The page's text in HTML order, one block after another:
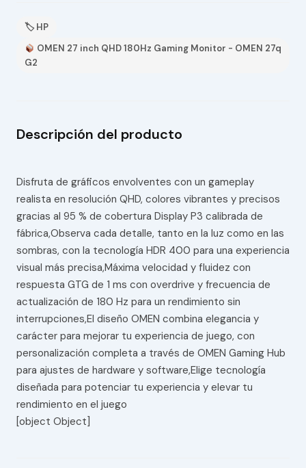
🏷 HP
OMEN 27 inch QHD 180Hz Gaming Monitor - OMEN 27q
G2
Descripción del producto
Disfruta de gráficos envolventes con un gameplay
realista en resolución QHD, colores vibrantes y precisos
gracias al 95 % de cobertura Display P3 calibrada de
fábrica,Observa cada detalle, tanto en la luz como en las
sombras, con la tecnología HDR 400 para una experiencia
visual más precisa,Máxima velocidad y fluidez con
respuesta GTG de 1 ms con overdrive y frecuencia de
actualización de 180 Hz para un rendimiento sin
interrupciones,El diseño OMEN combina elegancia y
carácter para mejorar tu experiencia de juego, con
personalización completa a través de OMEN Gaming Hub
para ajustes de hardware y software,Elige tecnología
diseñada para potenciar tu experiencia y elevar tu
rendimiento en el juego
[object Object]